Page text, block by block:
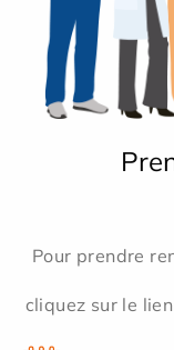
Pour prendre
cliquez sur le